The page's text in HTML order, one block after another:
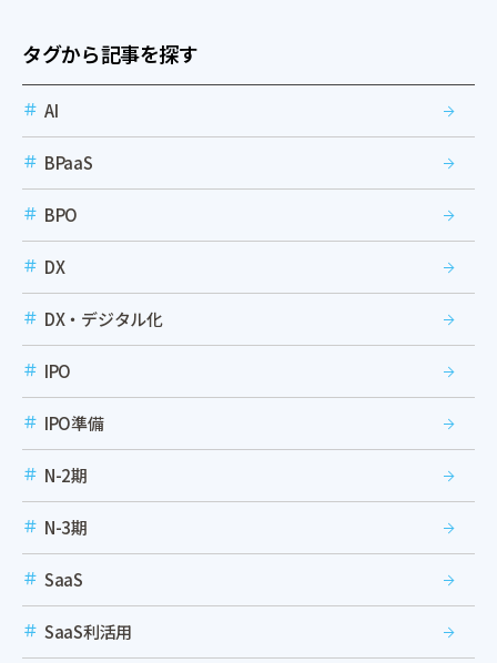
タグから記事を探す
AI
BPaaS
BPO
DX
DX・デジタル化
IPO
IPO準備
N-2期
N-3期
SaaS
SaaS利活用